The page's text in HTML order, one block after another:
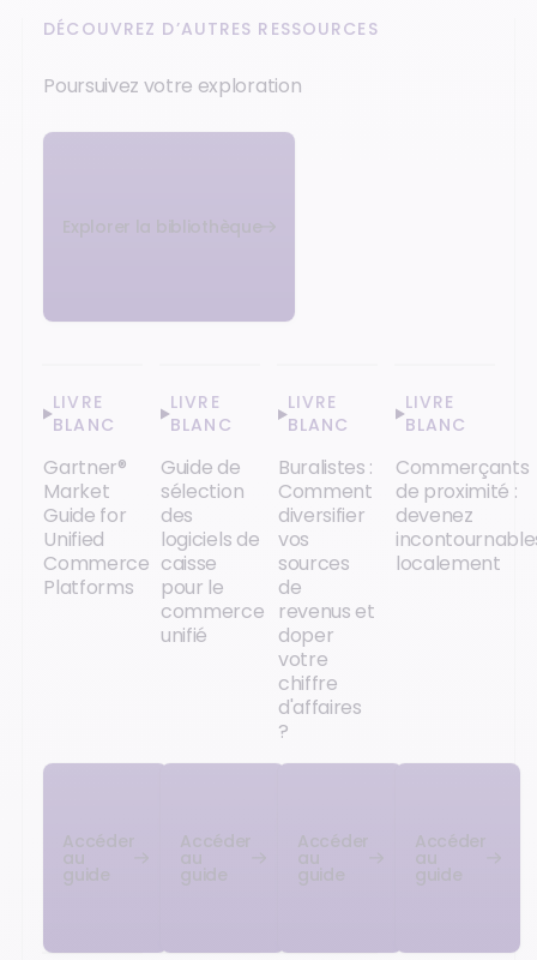
DÉCOUVREZ D’AUTRES RESSOURCES
Poursuivez votre exploration
Explorer la bibliothèque
LIVRE
BLANC
Gartner®
Market
Guide for
Unified
Commerce
Platforms
Accéder
au
guide
LIVRE
BLANC
Guide de
sélection
des
logiciels de
caisse
pour le
commerce
unifié
Accéder
au
guide
LIVRE
BLANC
Buralistes :
Comment
diversifier
vos
sources
de
revenus et
doper
votre
chiffre
d'affaires
?
Accéder
au
guide
LIVRE
BLANC
Commerçants
de proximité :
devenez
localement
Accéder
au
guide